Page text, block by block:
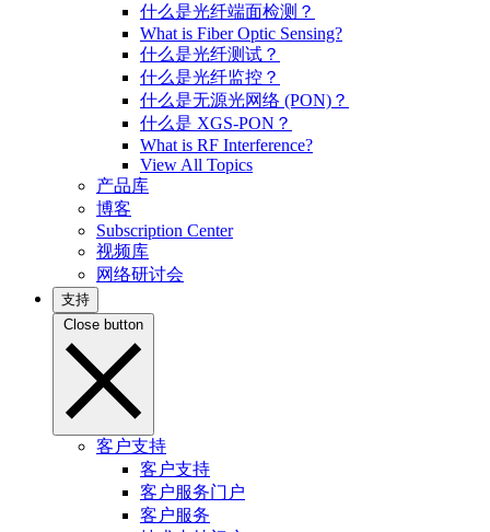
什么是光纤端面检测？
What is Fiber Optic Sensing?
什么是光纤测试？
什么是光纤监控？
什么是无源光网络 (PON)？
什么是 XGS-PON？
What is RF Interference?
View All Topics
产品库
博客
Subscription Center
视频库
网络研讨会
支持
Close button
客户支持
客户支持
客户服务门户
客户服务